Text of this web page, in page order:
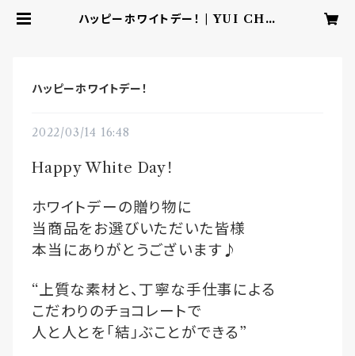
ハッピーホワイトデー！ | YUI CHO
ハッピーホワイトデー！
2022/03/14 16:48
Happy White Day！
ホワイトデーの贈り物に
当商品をお選びいただいた皆様
本当にありがとうございます♪
“上質な素材と、丁寧な手仕事による
こだわりのチョコレートで
人と人とを「結」ぶことができる”